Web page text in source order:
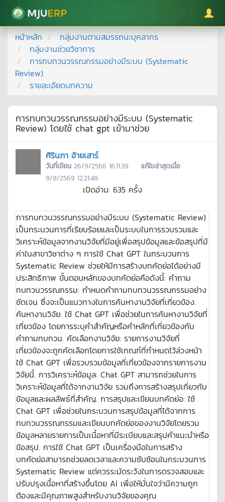
มหาวิทยาลัยแม่โจ้
หน้าหลัก
กลุ่มงานตามสมรรถนะบุคลากร
กลุ่มงานช่วยวิชาการ
การทบทวนวรรณกรรมอย่างมีระบบ (Systematic
Review)
รายละเอียดบทความ
การทบทวนวรรณกรรมอย่างมีระบบ (Systematic
Review) โดยใช้ chat gpt เข้ามาช่วย
ศิรินภา อ้ายเสาร์
วันที่เขียน 26/9/2566 16:11:39
แก้ไขล่าสุดเมื่อ
9/8/2569 12:21:48
เปิดอ่าน: 635 ครั้ง
การทบทวนวรรณกรรมอย่างมีระบบ (Systematic Review)
เป็นกระบวนการที่เรียบร้อยและเป็นระบบในการรวบรวมและ
วิเคราะห์ข้อมูลจากงานวิจัยที่มีอยู่เพื่อสรุปข้อมูลและข้อสรุปที่มี
ค่าในสาขาวิชาต่าง ๆ การใช้ Chat GPT ในกระบวนการ
Systematic Review ช่วยให้มีการสร้างบทคัดย่อได้อย่างมี
ประสิทธิภาพ ขั้นตอนหลักของบทคัดย่อคือดังนี้: คำถาม
ทบทวนวรรณกรรม: กำหนดคำถามทบทวนวรรณกรรมอย่าง
ชัดเจน ซึ่งจะเป็นแนวทางในการค้นหางานวิจัยที่เกี่ยวข้อง.
ค้นหางานวิจัย: ใช้ Chat GPT เพื่อช่วยในการค้นหางานวิจัยที่
เกี่ยวข้อง โดยการระบุคำสำคัญหรือคำหลักที่เกี่ยวข้องกับ
คำถามทบทวน. คัดเลือกงานวิจัย: รายการงานวิจัยที่
เกี่ยวข้องจะถูกคัดเลือกโดยการใช้เกณฑ์ที่กำหนดไว้ล่วงหน้า
ใช้ Chat GPT เพื่อรวบรวมข้อมูลที่เกี่ยวข้องจากรายการงาน
วิจัยนี้. การวิเคราะห์ข้อมูล: Chat GPT สามารถช่วยในการ
วิเคราะห์ข้อมูลที่ได้จากงานวิจัย รวมถึงการสร้างสรุปเกี่ยวกับ
ข้อมูลและผลลัพธ์ที่สำคัญ. การสรุปและเขียนบทคัดย่อ: ใช้
Chat GPT เพื่อช่วยในกระบวนการสรุปข้อมูลที่ได้จากการ
ทบทวนวรรณกรรมและเขียนบทคัดย่อของงานวิจัยโดยรวม
ข้อมูลหลายรายการเป็นเนื้อหาที่มีระเบียบและสรุปคำแนะนำหรือ
ข้อสรุป. การใช้ Chat GPT เป็นเครื่องมือในการสร้าง
บทคัดย่อสามารถช่วยลดเวลาและความซับซ้อนในกระบวนการ
Systematic Review แต่ควรระมัดระวังในการตรวจสอบและ
ปรับปรุงเนื้อหาที่สร้างขึ้นโดย AI เพื่อให้มั่นใจว่ามีความถูก
ต้องและมีคุณภาพสูงสำหรับงานวิจัยของคุณ